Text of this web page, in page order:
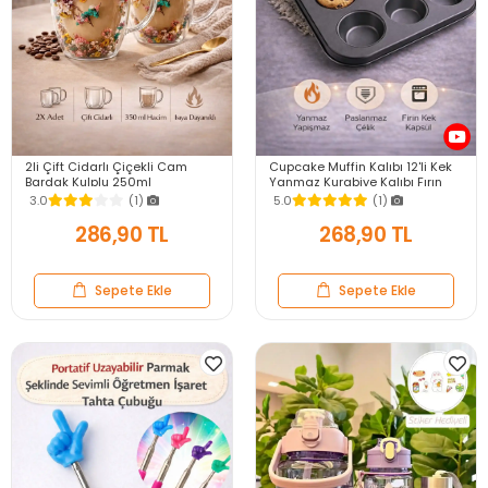
2li Çift Cidarlı Çiçekli Cam
Bardak Kulplu 250ml
Kurutulmuş Flower Meşrubat El
Yapımı Kahve Bardağı
3.0 (1)
286,90 TL
Sepete Ekle
Cupcake Muffin Kalıbı 12'li Kek
Yanmaz Kurabiye Kalıbı Fırın
Çörek Kapsül Tepsisi
Paslanmaz Siyah
5.0 (1)
268,90 TL
Sepete Ekle